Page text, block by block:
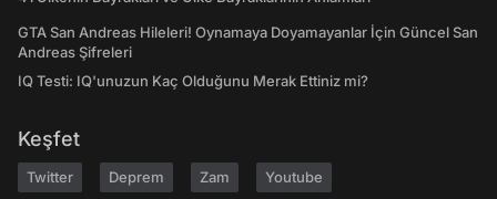
GTA San Andreas Hileleri! Oynamaya Doyamayanlar İçin Güncel San
Andreas Şifreleri
IQ Testi: IQ'unuzun Kaç Olduğunu Merak Ettiniz mi?
Keşfet
Twitter Deprem Zam Youtube